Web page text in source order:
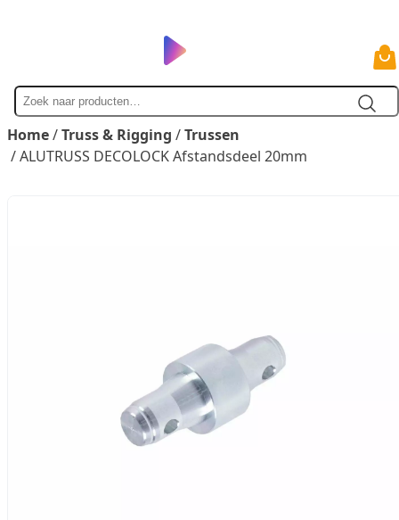
Zoek
naar
Home/Truss & Rigging /Trussen
/ ALUTRUSS DECOLOCK Afstandsdeel 20mm